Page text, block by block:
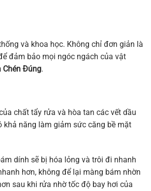
và khoa học. Không chỉ đơn giản là
đảm bảo mọi ngóc ngách của vật
Chén Đúng.
chất tẩy rửa và hòa tan các vết dầu
khả năng làm giảm sức căng bề mặt
dính sẽ bị hóa lỏng và trôi đi nhanh
hơn, không để lại màng bám nhờn
sau khi rửa nhờ tốc độ bay hơi của